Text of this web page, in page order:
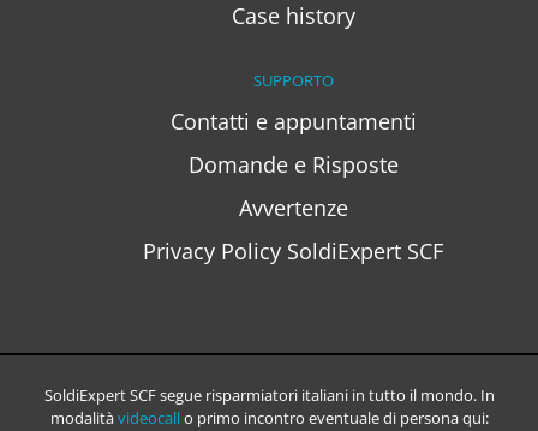
Case history
SUPPORTO
Contatti e appuntamenti
Domande e Risposte
Avvertenze
Privacy Policy SoldiExpert SCF
SoldiExpert SCF segue risparmiatori italiani in tutto il mondo. In
modalitàvideocallo primo incontro eventuale di persona qui: